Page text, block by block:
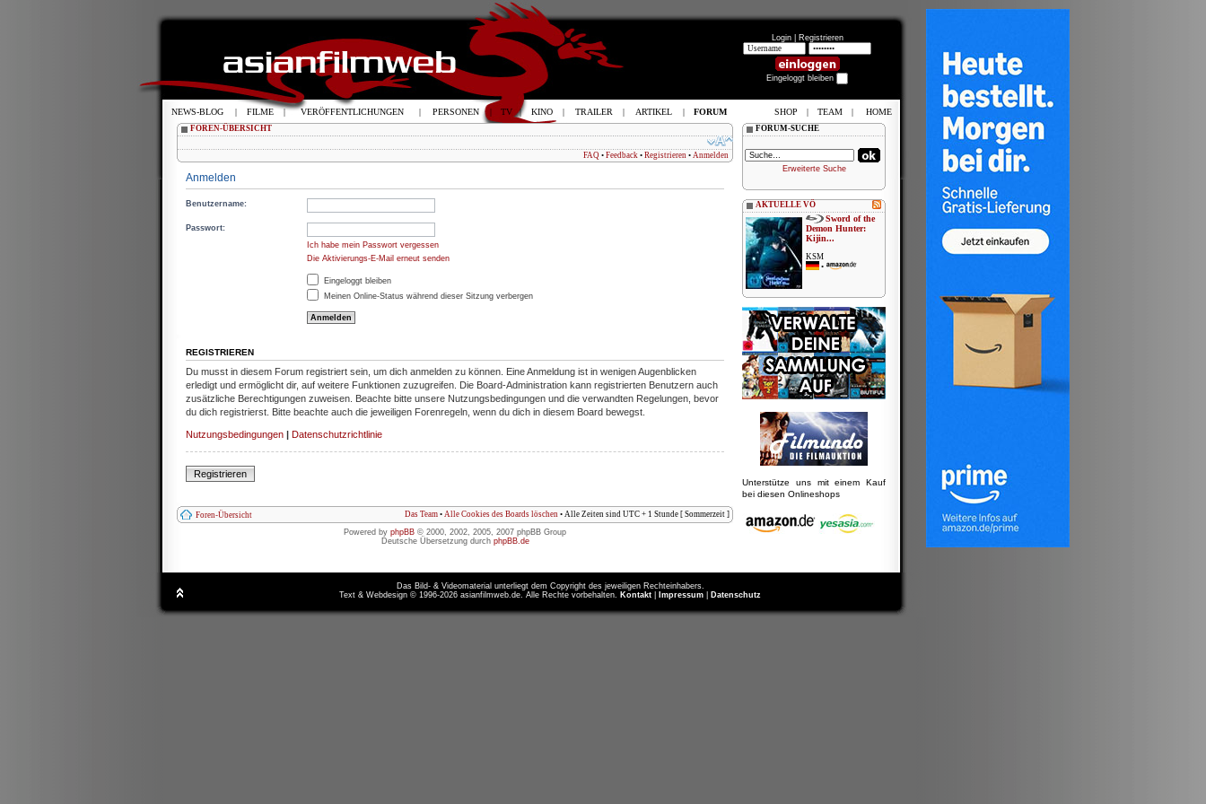
Login | Registrieren
Eingeloggt bleiben
FOREN-ÜBERSICHT
FAQ • Feedback • Registrieren • Anmelden
Anmelden
Benutzername:
Passwort:
Ich habe mein Passwort vergessen
Die Aktivierungs-E-Mail erneut senden
Eingeloggt bleiben
Meinen Online-Status während dieser Sitzung verbergen
REGISTRIEREN
Du musst in diesem Forum registriert sein, um dich anmelden zu können. Eine Anmeldung ist in wenigen Augenblicken
erledigt und ermöglicht dir, auf weitere Funktionen zuzugreifen. Die Board-Administration kann registrierten Benutzern auch
zusätzliche Berechtigungen zuweisen. Beachte bitte unsere Nutzungsbedingungen und die verwandten Regelungen, bevor
du dich registrierst. Bitte beachte auch die jeweiligen Forenregeln, wenn du dich in diesem Board bewegst.
Nutzungsbedingungen Datenschutzrichtlinie
Registrieren
Foren-Übersicht Das Team • Alle Cookies des Boards löschen • Alle Zeiten sind UTC + 1 Stunde [ Sommerzeit ]
Powered by phpBB © 2000, 2002, 2005, 2007 phpBB Group
Deutsche Übersetzung durch phpBB.de
FORUM-SUCHE
Erweiterte Suche
AKTUELLE VÖ
Sword of the
Demon Hunter:
Kijin...
KSM
•
Unterstütze uns mit einem Kauf
bei diesen Onlineshops
Das Bild- & Videomaterial unterliegt dem Copyright des jeweiligen Rechteinhabers.
Text & Webdesign © 1996-2026 asianfilmweb.de. Alle Rechte vorbehalten. Kontakt Impressum Datenschutz
NEWS-BLOG | FILME | VERÖFFENTLICHUNGEN | PERSONEN | TV | KINO | TRAILER | ARTIKEL | FORUM SHOP | TEAM | HOME